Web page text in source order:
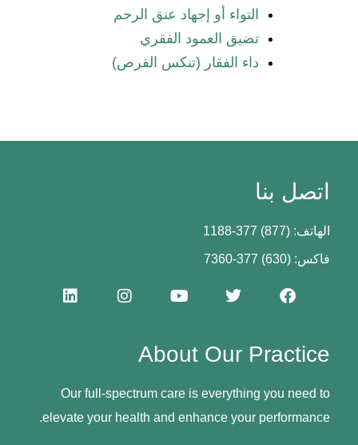
التواء أو إجهاد عنق الرحم
تضيق العمود الفقري
داء الفقار (تنكس القرص)
About Our Practice
Our full-spectrum care is everything you need to
elevate your health and enhance your performance.
اتصل بنا
الهاتف: (877) 377-1188
فاكس: (630) 377-7360